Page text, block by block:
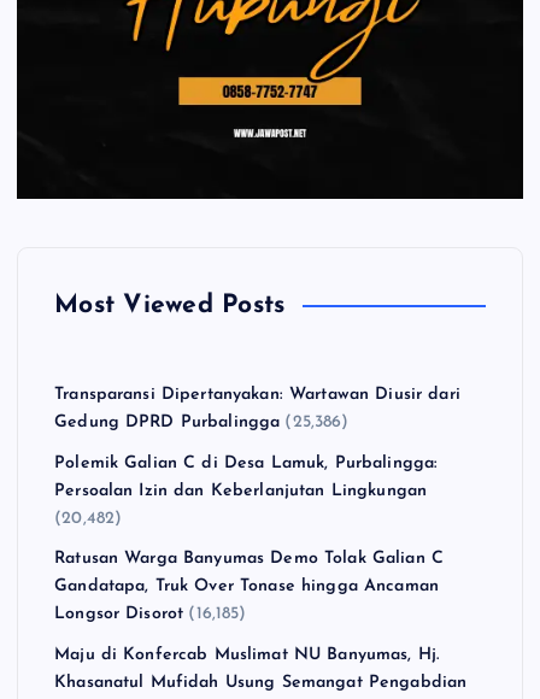
Most Viewed Posts
Transparansi Dipertanyakan: Wartawan Diusir dari
Gedung DPRD Purbalingga (25,386)
Polemik Galian C di Desa Lamuk, Purbalingga:
Persoalan Izin dan Keberlanjutan Lingkungan
(20,482)
Ratusan Warga Banyumas Demo Tolak Galian C
Gandatapa, Truk Over Tonase hingga Ancaman
Longsor Disorot (16,185)
Maju di Konfercab Muslimat NU Banyumas, Hj.
Khasanatul Mufidah Usung Semangat Pengabdian